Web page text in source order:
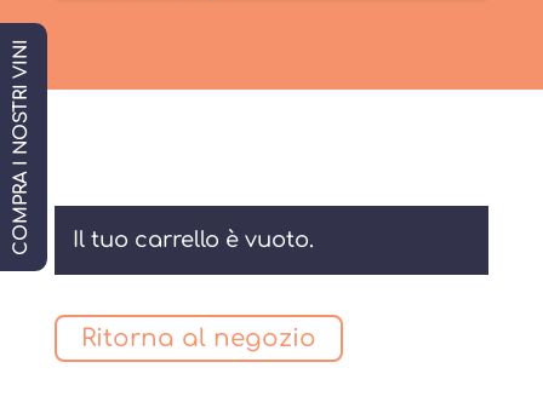
Il tuo carrello è vuoto.
Ritorna al negozio
COMPRA I NOSTRI VINI